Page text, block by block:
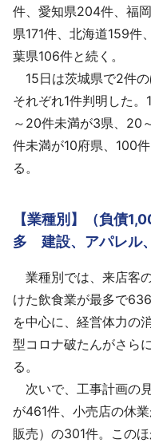
件、愛知県204件、福
県171件、北海道159件
葉県106件と続く。
15日は茨城県で2件
それぞれ1件判明した
～20件未満が3県、20
件未満が10府県、100
る。
【業種別】（負債
多 建設、アパレル
業種別では、来店客
けた飲食業が最多で
を中心に、経営体力の
型コロナ破たんがさら
る。
次いで、工事計画の
が461件、小売店の休
販売）の301件。この